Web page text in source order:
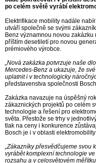
po celém světě vyrábí
Elektrifikace mobility nadále
utváří společně se svými
Benz významnou novou
příštím desetiletí pro novou
prémiového výrobce.
„Nová zakázka potvrzuje naše
Mercedes-Benz a ukazuje, že
uplatnit i v technologicky
představenstva společnosti
Zakázka navazuje na úspěšný
zákaznických projektů po celém
technologie a řešení pro
světa. Přestože se trhy v
tlak na ceny i konkurence
Bosch je i v oblasti
„Zákazníky přesvědčujeme svou
vyrábět komplexní technologie
rozsahu a v celosvětovém